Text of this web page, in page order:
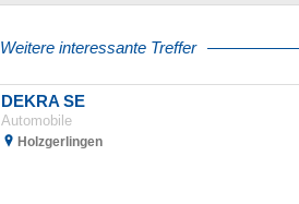
Weitere interessante Treffer
DEKRA SE
Automobile
Holzgerlingen